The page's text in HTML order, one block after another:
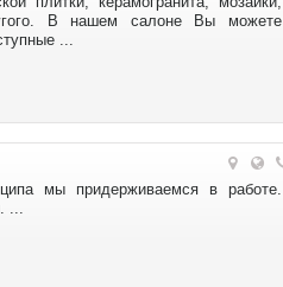
В нашем салоне Вы можете
...
мы придерживаемся в работе.
...